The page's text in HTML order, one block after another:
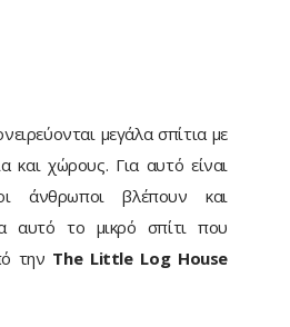
μεγάλα σπίτια με
και χώρους. Για αυτό είναι
άνθρωποι βλέπουν και
αυτό το μικρό σπίτι που
την The Little Log House